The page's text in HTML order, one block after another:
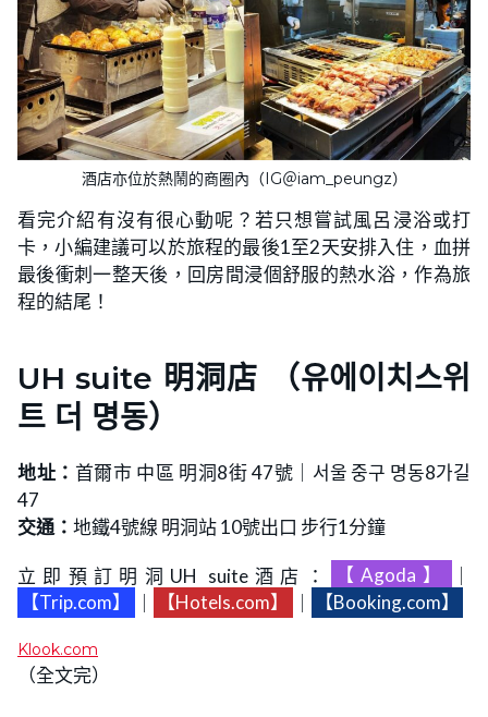
酒店亦位於熱鬧的商圈內（IG＠iam_peungz）
看完介紹有沒有很心動呢？若只想嘗試風呂浸浴或打
卡，小編建議可以於旅程的最後1至2天安排入住，血拼
最後衝刺一整天後，回房間浸個舒服的熱水浴，作為旅
程的結尾！
UH suite 明洞店 （유에이치스위
트 더 명동）
地址： 首爾市 中區 明洞8街 47號｜서울 중구 명동8가길
47
交通： 地鐵4號線 明洞站 10號出口 步行1分鐘
立即預訂明洞UH suite酒店： 【Agoda】
【Trip.com】
【Hotels.com】 【Booking.com】
Klook.com
（全文完）